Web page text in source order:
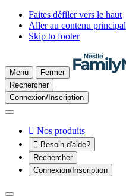
Faites défiler vers le haut
Aller au contenu principal
Skip to footer
Menu
Fermer
Rechercher
Connexion/Inscription
 Nos produits
 Besoin d'aide?
Rechercher
Connexion/Inscription